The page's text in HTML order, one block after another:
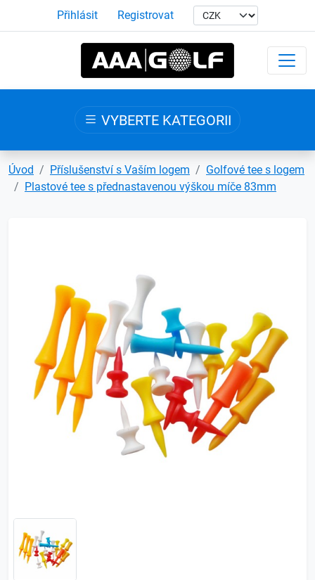
Přihlásit Registrovat
VYBERTE KATEGORII
Úvod Příslušenství s Vaším logem
Golfové tee s logem
Plastové tee s přednastavenou výškou míče 83mm